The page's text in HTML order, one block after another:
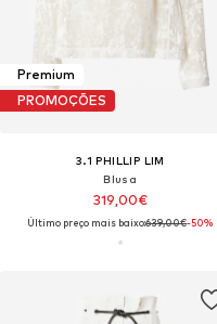
Premium
PROMOÇÕES
3.1 PHILLIP LIM
Blusa
319,00€
Último preço mais baixo:639,00€-50%